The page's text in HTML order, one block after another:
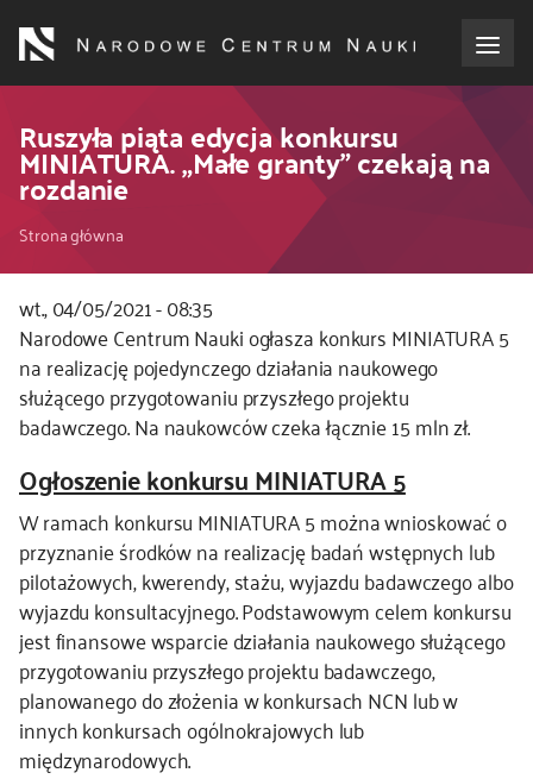
treści
dla wnioskodawców
dla realizujących projekty
dla ekspertów
efekty NCN
współpraca międzynarodowa
nagroda NCN
kontakt
Ruszyła piąta edycja konkursu
MINIATURA. „Małe granty” czekają na
rozdanie
Ścieżka
nawigacyjna
Strona główna
wt., 04/05/2021 - 08:35
Narodowe Centrum Nauki ogłasza konkurs MINIATURA 5
na realizację pojedynczego działania naukowego
służącego przygotowaniu przyszłego projektu
badawczego. Na naukowców czeka łącznie 15 mln zł.
Ogłoszenie konkursu MINIATURA 5
W ramach konkursu MINIATURA 5 można wnioskować o
przyznanie środków na realizację badań wstępnych lub
pilotażowych, kwerendy, stażu, wyjazdu badawczego albo
wyjazdu konsultacyjnego. Podstawowym celem konkursu
jest finansowe wsparcie działania naukowego służącego
przygotowaniu przyszłego projektu badawczego,
planowanego do złożenia w konkursach NCN lub w
innych konkursach ogólnokrajowych lub
międzynarodowych.